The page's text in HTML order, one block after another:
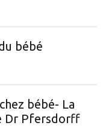
bébé
bébé- La
Dr Pfersdorff